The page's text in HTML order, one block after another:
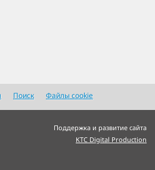
Поиск Файлы cookie
Поддержка и развитие сайта
KTC Digital Production